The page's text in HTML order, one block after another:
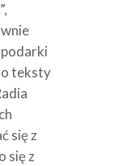
teksty
się z
się z